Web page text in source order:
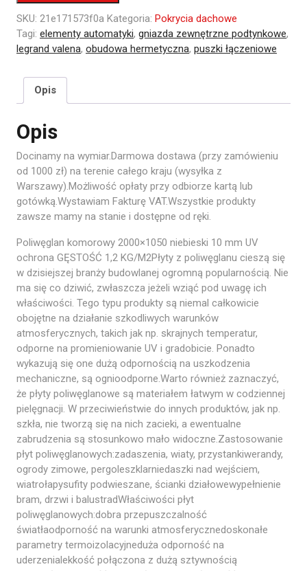
SKU: 21e171573f0a Kategoria: Pokrycia dachowe
Tagi: elementy automatyki, gniazda zewnętrzne podtynkowe,
legrand valena, obudowa hermetyczna, puszki łączeniowe
Opis
Opis
Docinamy na wymiar.Darmowa dostawa (przy zamówieniu
od 1000 zł) na terenie całego kraju (wysyłka z
Warszawy).Możliwość opłaty przy odbiorze kartą lub
gotówką.Wystawiam Fakturę VAT.Wszystkie produkty
zawsze mamy na stanie i dostępne od ręki.
Poliwęglan komorowy 2000×1050 niebieski 10 mm UV
ochrona GĘSTOŚĆ 1,2 KG/M2Płyty z poliwęglanu cieszą się
w dzisiejszej branży budowlanej ogromną popularnością. Nie
ma się co dziwić, zwłaszcza jeżeli wziąć pod uwagę ich
właściwości. Tego typu produkty są niemal całkowicie
obojętne na działanie szkodliwych warunków
atmosferycznych, takich jak np. skrajnych temperatur,
odporne na promieniowanie UV i gradobicie. Ponadto
wykazują się one dużą odpornością na uszkodzenia
mechaniczne, są ognioodporne.Warto również zaznaczyć,
że płyty poliwęglanowe są materiałem łatwym w codziennej
pielęgnacji. W przeciwieństwie do innych produktów, jak np.
szkła, nie tworzą się na nich zacieki, a ewentualne
zabrudzenia są stosunkowo mało widoczne.Zastosowanie
płyt poliwęglanowych:zadaszenia, wiaty, przystankiwerandy,
ogrody zimowe, pergoleszklarniedaszki nad wejściem,
wiatrołapysufity podwieszane, ścianki działowewypełnienie
bram, drzwi i balustradWłaściwości płyt
poliwęglanowych:dobra przepuszczalność
światłaodporność na warunki atmosferycznedoskonałe
parametry termoizolacyjneduża odporność na
uderzenialekkość połączona z dużą sztywnością